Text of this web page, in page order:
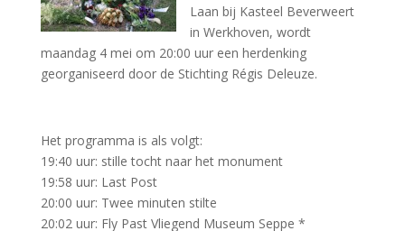
Laan bij Kasteel Beverweert
in Werkhoven, wordt
maandag 4 mei om 20:00 uur een herdenking
georganiseerd door de Stichting Régis Deleuze.
Het programma is als volgt:
19:40 uur: stille tocht naar het monument
19:58 uur: Last Post
20:00 uur: Twee minuten stilte
20:02 uur: Fly Past Vliegend Museum Seppe *